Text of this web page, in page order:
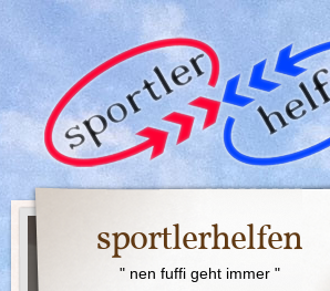
sportlerhelfen
" nen fuffi geht immer "